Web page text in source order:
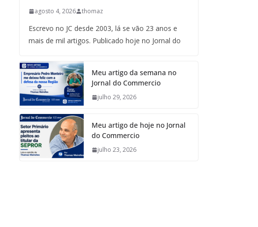
agosto 4, 2026 thomaz
Escrevo no JC desde 2003, lá se vão 23 anos e
mais de mil artigos. Publicado hoje no Jornal do
Meu artigo da semana no
Jornal do Commercio
julho 29, 2026
Meu artigo de hoje no Jornal
do Commercio
julho 23, 2026